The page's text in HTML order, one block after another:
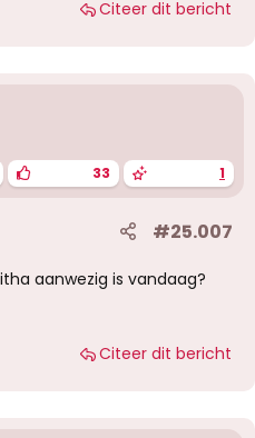
Citeer dit bericht
33 1
#25.007
aanwezig is vandaag?
Citeer dit bericht